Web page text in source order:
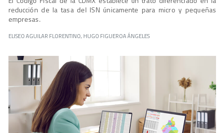
reducción de la tasa del ISN únicamente para micro y pequeñas
empresas.
ELISEO AGUILAR FLORENTINO, HUGO FIGUEROA ÁNGELES